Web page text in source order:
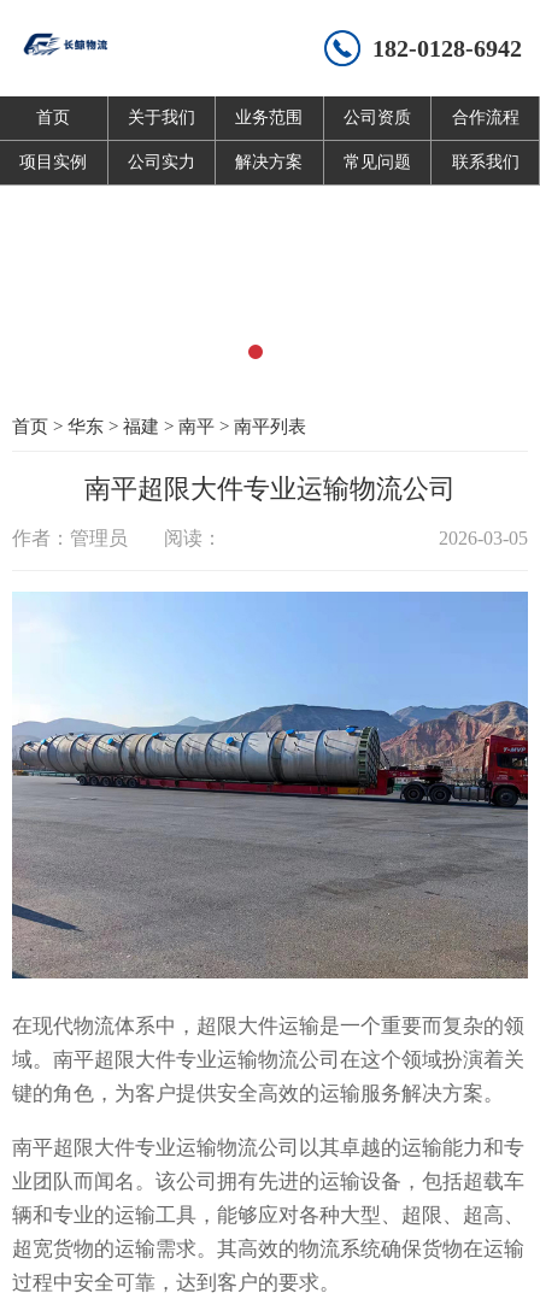
182-0128-6942
首页 关于我们 业务范围 公司资质 合作流程
项目实例 公司实力 解决方案 常见问题 联系我们
首页 > 华东 > 福建 > 南平 > 南平列表
南平超限大件专业运输物流公司
作者：管理员 阅读： 2026-03-05
在现代物流体系中，超限大件运输是一个重要而复杂的领
域。南平超限大件专业运输物流公司在这个领域扮演着关
键的角色，为客户提供安全高效的运输服务解决方案。
南平超限大件专业运输物流公司以其卓越的运输能力和专
业团队而闻名。该公司拥有先进的运输设备，包括超载车
辆和专业的运输工具，能够应对各种大型、超限、超高、
超宽货物的运输需求。其高效的物流系统确保货物在运输
过程中安全可靠，达到客户的要求。